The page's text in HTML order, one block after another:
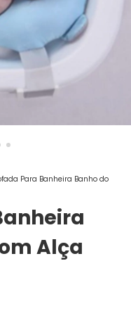
Para Banheira Banho do
Alça